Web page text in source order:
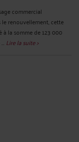
commercial
renouvellement, cette
la somme de 123 000
Lire la suite >